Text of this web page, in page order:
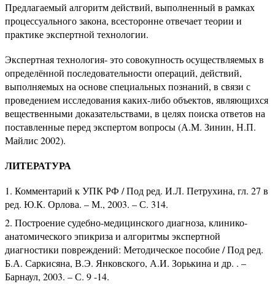
Предлагаемый алгоритм действий, выполненный в рамках
процессуального закона, всесторонне отвечает теории и
практике экспертной технологии.
Экспертная технология- это совокупность осуществляемых в
определённой последовательности операций, действий,
выполняемых на основе специальных познаний, в связи с
проведением исследования каких-либо объектов, являющихся
вещественными доказательствами, в целях поиска ответов на
поставленные перед экспертом вопросы (А.М. Зинин, Н.П.
Майлис 2002).
ЛИТЕРАТУРА
Комментарий к УПК РФ / Под ред. И.Л. Петрухина, гл. 27 в
ред. Ю.К. Орлова. – М., 2003. – С. 314.
Построение судебно-медицинского диагноза, клинико-
анатомического эпикриза и алгоритмы экспертной
диагностики повреждений: Методическое пособие / Под ред.
Б.А. Саркисяна, В.Э. Янковского, А.И. Зорькина и др. . –
Барнаул, 2003. – С. 9 -14.